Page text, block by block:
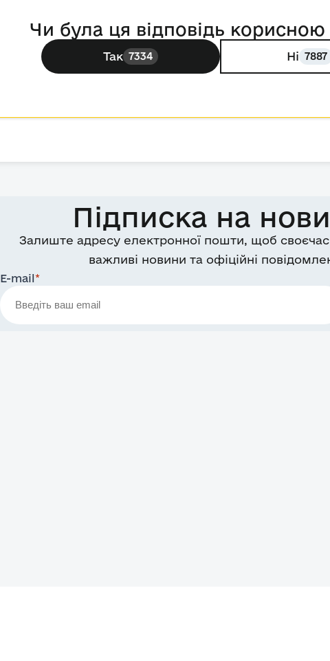
Чи була ця відповідь корисною
Так 7334 Ні 7887
Підписка на
Залиште адресу електронної пошти, щоб
важливі новини та офіційні
E-mail*